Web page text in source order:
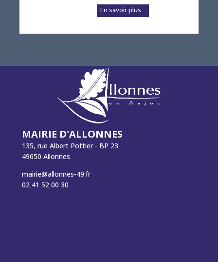
En savoir plus
MAIRIE D'ALLONNES
135, rue Albert Pottier - BP 23
49650 Allonnes
mairie@allonnes-49.fr
02 41 52 00 30